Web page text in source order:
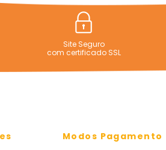
Site Seguro
com certificado SSL
Modos Pagamento